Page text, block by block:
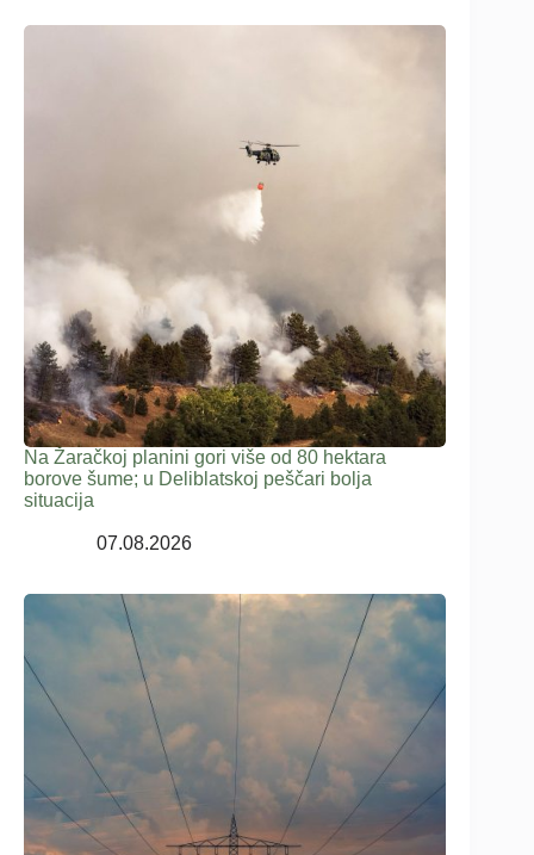
Na Žaračkoj planini gori više od 80 hektara
borove šume; u Deliblatskoj peščari bolja
situacija
07.08.2026